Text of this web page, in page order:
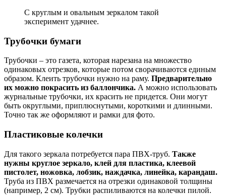
С круглым и овальным зеркалом такой
эксперимент удачнее.
Трубочки бумаги
Трубочки – это газета, которая нарезана на множество
одинаковых отрезков, которые потом сворачиваются единым
образом. Клеить трубочки нужно на раму. Предварительно
их можно покрасить из баллончика. А можно использовать
журнальные трубочки, их красить не придется. Они могут
быть округлыми, приплюснутыми, короткими и длинными.
Точно так же оформляют и рамки для фото.
Пластиковые колечки
Для такого зеркала потребуется пара ПВХ-труб. Также
нужны круглое зеркало, клей для пластика, клеевой
пистолет, ножовка, лобзик, наждачка, линейка, карандаш.
Труба из ПВХ размечается на отрезки одинаковой толщины
(например, 2 см). Трубки распиливаются на колечки пилой.